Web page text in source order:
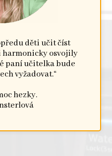
děti učit číst
harmonicky osvojily
paní učitelka bude
vyžadovat.“
hezky.